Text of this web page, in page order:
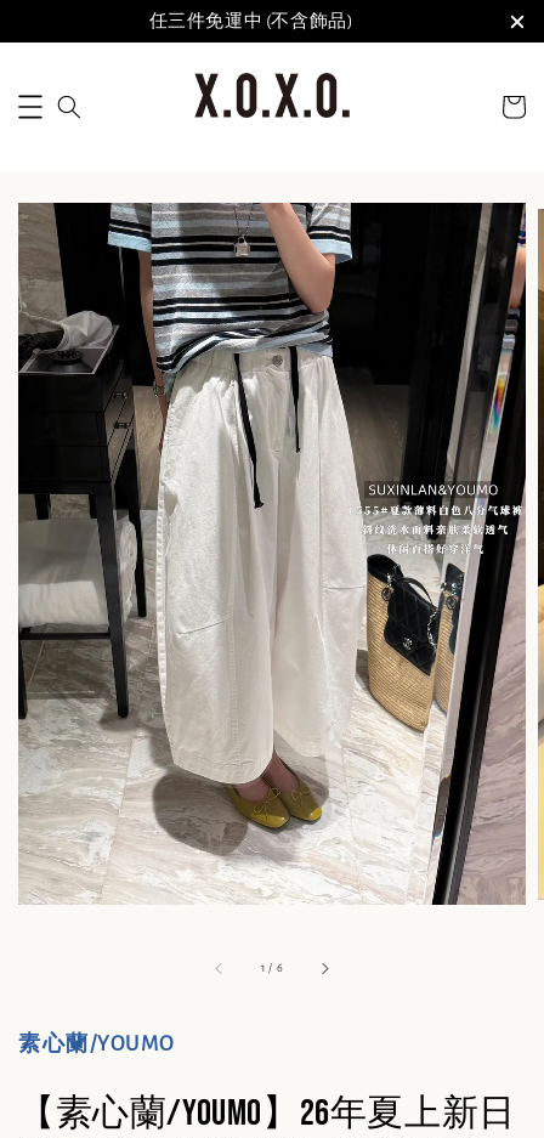
任三件免運中 (不含飾品)
1 / 6
素心蘭/YOUMO
【素心蘭/YOUMO】26年夏上新日